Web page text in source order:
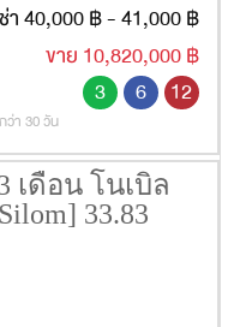
า 40,000 ฿ - 41,000 ฿
ขาย 10,820,000 ฿
3
6 12
า 30 วัน
เดือน โนเบิล
33.83